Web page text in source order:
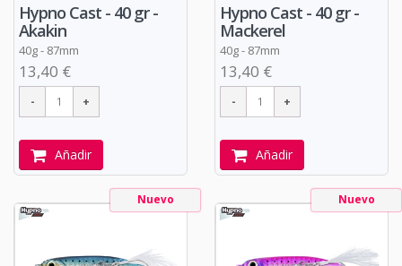
Hypno Cast - 40 gr -
Akakin
40g - 87mm
13,40 €
Añadir
Hypno Cast - 40 gr -
Mackerel
40g - 87mm
13,40 €
Añadir
Nuevo Nuevo